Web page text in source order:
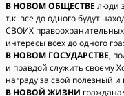
В НОВОМ ОБЩЕСТВЕ люди
т.к. все до одного будут
СВОИХ
интересы всех до одного
В НОВОМ ГОСУДАРСТВЕ,
и правдой служить своему
награду за свой полезный
В НОВОЙ ЖИЗНИ